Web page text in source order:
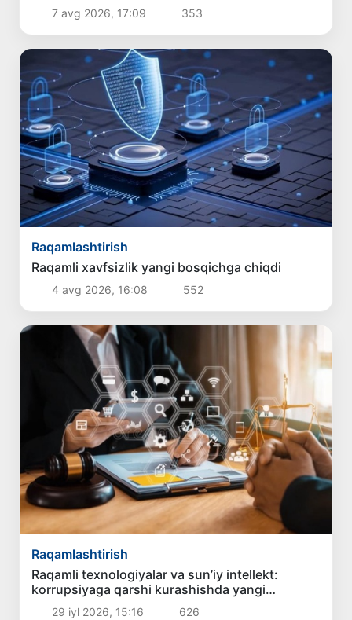
7 avg 2026, 17:09 353
Raqamlashtirish
Raqamli xavfsizlik yangi bosqichga chiqdi
4 avg 2026, 16:08 552
Raqamlashtirish
Raqamli texnologiyalar va sun’iy intellekt:
korrupsiyaga qarshi kurashishda yangi
imkoniyatlar
29 iyl 2026, 15:16 626